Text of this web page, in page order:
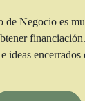
de Negocio es
ideas encerrados